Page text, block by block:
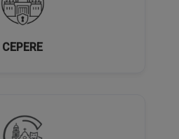
CEPERE